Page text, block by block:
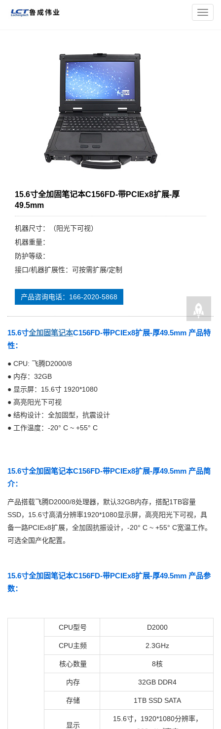
导
航
您的位置：主页
> 15.6寸全加固笔
15.6寸全加固笔记本C156FD-带PCIEx8扩展-厚
49.5mm
机器尺寸：（阳光下可视）
机器重量：
防护等级：
接口/机器扩展性：可按需扩展/定制
产品咨询电话：166-2020-5868
15.6寸全加固笔记本C156FD-带PCIEx8扩展-厚49.5mm 产品特
性：
● CPU: 飞腾D2000/8
● 内存：32GB
● 显示屏：15.6寸 1920*1080
● 高亮阳光下可视
● 结构设计：全加固型，抗震设计
● 工作温度：-20° C ~ +55° C
15.6寸全加固笔记本C156FD-带PCIEx8扩展-厚49.5mm 产品简
介：
产品搭载飞腾D2000/8处理器，默认32GB内存，搭配1TB容量
SSD，15.6寸高清分辨率1920*1080显示屏，高亮阳光下可视，具
备一路PCIEx8扩展，全加固抗振设计，-20° C ~ +55° C宽温工作。
可选全国产化配置。
15.6寸全加固笔记本C156FD-带PCIEx8扩展-厚49.5mm 产品参
数：
CPU型号 D2000
CPU主频 2.3GHz
核心数量 8核
内存 32GB DDR4
存储 1TB SSD SATA
显示
15.6寸，1920*1080分辨率，